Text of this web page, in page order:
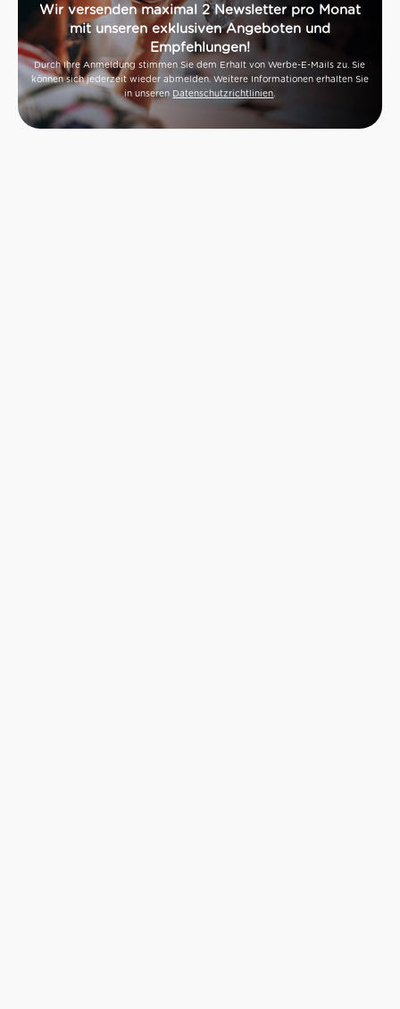
Wir versenden maximal 2 Newsletter pro Monat
mit unseren exklusiven Angeboten und
Empfehlungen!
Durch Ihre Anmeldung stimmen Sie dem Erhalt von Werbe-E-Mails zu. Sie
können sich jederzeit wieder abmelden. Weitere Informationen erhalten Sie
in unseren Datenschutzrichtlinien